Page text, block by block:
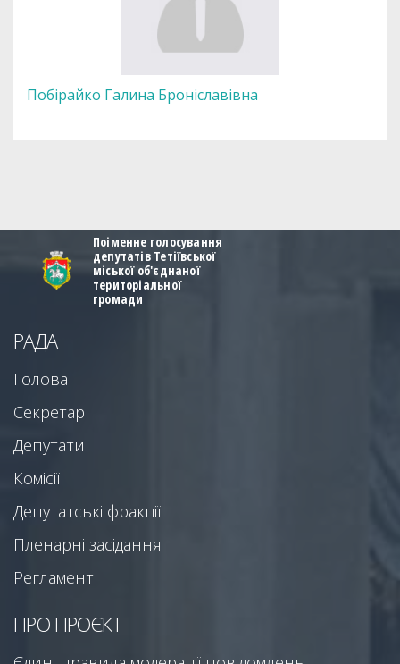
Побірайко Галина Броніславівна
Поіменне голосування
депутатів Тетіївської
міської об'єднаної
територіальної
громади
РАДА
Голова
Секретар
Депутати
Комісії
Депутатські фракції
Пленарні засідання
Регламент
ПРО ПРОЄКТ